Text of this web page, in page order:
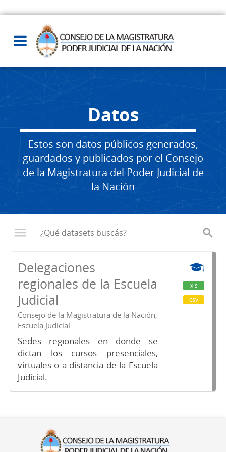
Datos
Estos son datos públicos generados,
guardados y publicados por el Consejo
de la Magistratura del Poder Judicial de
la Nación
Delegaciones
regionales de la Escuela
Judicial
Consejo de la Magistratura de la Nación,
Escuela Judicial
Sedes regionales en donde se
dictan los cursos presenciales,
virtuales o a distancia de la Escuela
Judicial.
xls
csv